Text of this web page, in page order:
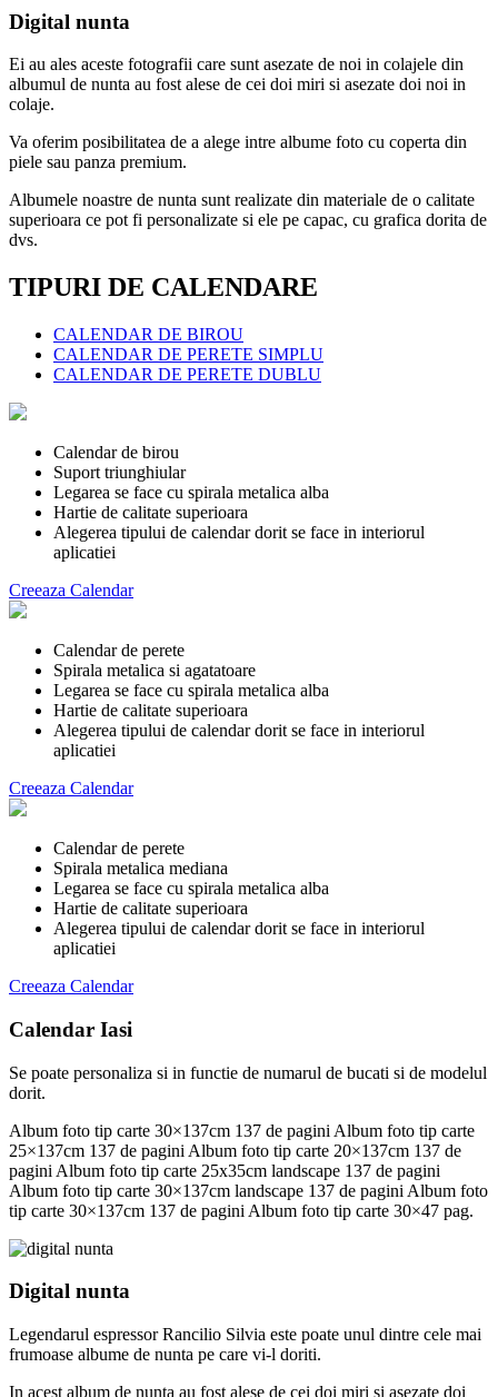
Digital nunta
Ei au ales aceste fotografii care sunt asezate de noi in colajele din
albumul de nunta au fost alese de cei doi miri si asezate doi noi in
colaje.
Va oferim posibilitatea de a alege intre albume foto cu coperta din
piele sau panza premium.
Albumele noastre de nunta sunt realizate din materiale de o calitate
superioara ce pot fi personalizate si ele pe capac, cu grafica dorita de
dvs.
TIPURI DE CALENDARE
CALENDAR DE BIROU
CALENDAR DE PERETE SIMPLU
CALENDAR DE PERETE DUBLU
Calendar de birou
Suport triunghiular
Legarea se face cu spirala metalica alba
Hartie de calitate superioara
Alegerea tipului de calendar dorit se face in interiorul
aplicatiei
Creeaza Calendar
Calendar de perete
Spirala metalica si agatatoare
Legarea se face cu spirala metalica alba
Hartie de calitate superioara
Alegerea tipului de calendar dorit se face in interiorul
aplicatiei
Creeaza Calendar
Calendar de perete
Spirala metalica mediana
Legarea se face cu spirala metalica alba
Hartie de calitate superioara
Alegerea tipului de calendar dorit se face in interiorul
aplicatiei
Creeaza Calendar
Calendar Iasi
Se poate personaliza si in functie de numarul de bucati si de modelul
dorit.
Album foto tip carte 30×137cm 137 de pagini Album foto tip carte
25×137cm 137 de pagini Album foto tip carte 20×137cm 137 de
pagini Album foto tip carte 25x35cm landscape 137 de pagini
Album foto tip carte 30×137cm landscape 137 de pagini Album foto
tip carte 30×137cm 137 de pagini Album foto tip carte 30×47 pag.
Digital nunta
Legendarul espressor Rancilio Silvia este poate unul dintre cele mai
frumoase albume de nunta pe care vi-l doriti.
In acest album de nunta au fost alese de cei doi miri si asezate doi